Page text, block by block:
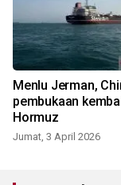
Menlu Jerman,
pembukaan
Hormuz
Jumat, 3 April 2026